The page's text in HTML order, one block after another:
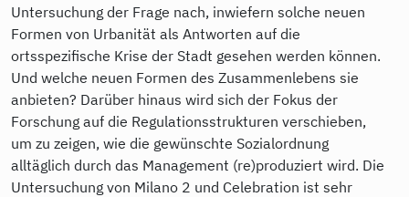
Untersuchung der Frage nach, inwiefern solche neuen
Formen von Urbanität als Antworten auf die
ortsspezifische Krise der Stadt gesehen werden können.
Und welche neuen Formen des Zusammenlebens sie
anbieten? Darüber hinaus wird sich der Fokus der
Forschung auf die Regulationsstrukturen verschieben,
um zu zeigen, wie die gewünschte Sozialordnung
alltäglich durch das Management (re)produziert wird. Die
Untersuchung von Milano 2 und Celebration ist sehr